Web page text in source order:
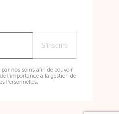
S'inscrire
par nos soins afin de pouvoir
l’importance à la gestion de
Personnelles.